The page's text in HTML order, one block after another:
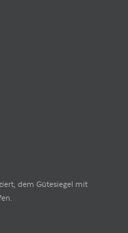
dem Gütesiegel mit